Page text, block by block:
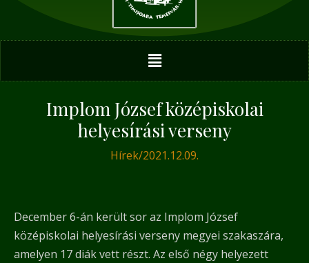
Menu
Implom József középiskolai
helyesírási verseny
Hírek/2021.12.09.
December 6-án került sor az Implom József
középiskolai helyesírási verseny megyei szakaszára,
amelyen 17 diák vett részt. Az első négy helyezett